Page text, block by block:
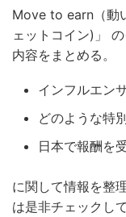
Move to earn（動
ェットコイン)」
内容をまとめる。
インフルエン
どのような特
日本で報酬を
に関して情報を整
は是非チェックし